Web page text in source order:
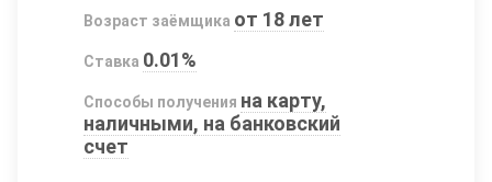
Возраст заёмщика от 18 лет
Ставка 0.01%
Способы получения на карту,
наличными, на банковский
счет